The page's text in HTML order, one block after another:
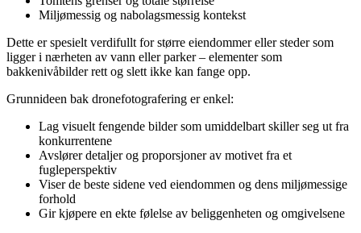
Miljømessig og nabolagsmessig kontekst
Dette er spesielt verdifullt for større eiendommer eller steder som
ligger i nærheten av vann eller parker – elementer som
bakkenivåbilder rett og slett ikke kan fange opp.
Grunnideen bak dronefotografering er enkel:
Lag visuelt fengende bilder som umiddelbart skiller seg ut fra
konkurrentene
Avslører detaljer og proporsjoner av motivet fra et
fugleperspektiv
Viser de beste sidene ved eiendommen og dens miljømessige
forhold
Gir kjøpere en ekte følelse av beliggenheten og omgivelsene